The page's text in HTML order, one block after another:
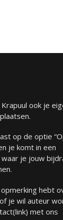
Krapuul ook je
op de optie
je komt in een
je jouw
hebt
je wil auteur
(link) met ons